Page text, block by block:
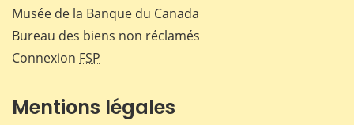
Musée de la Banque du Canada
Bureau des biens non réclamés
Connexion FSP
Mentions légales